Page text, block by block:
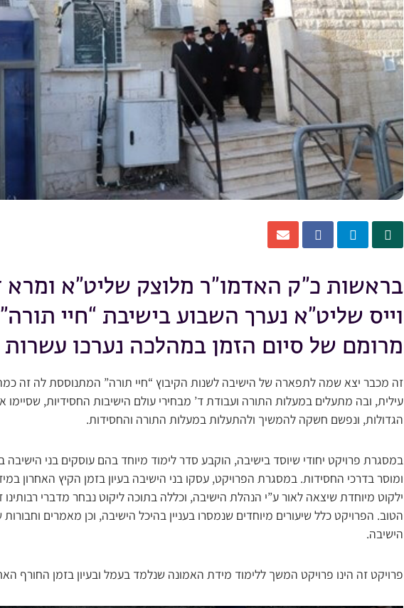
בראשות כ”ק האדמו”ר מלוצק שליט”א
וייס שליט”א נערך השבוע בישיבת “חיי
מרומם של סיום הזמן במהלכה נערכו עשרות
זה מכבר יצא שמה לתפארה של הישיבה לשנות הקיבוץ “חיי תורה” המתנוססת לה זה
עילית, ובה מתעלים במעלות התורה ועבודת ד’ מבחירי עולם הישיבות החסידיות,
הגדולות, ונפשם חשקה להמשיך ולהתעלות במעלות התורה והחסידות.
במסגרת פרויקט יחודי שיוסד בישיבה, הוקבע סדר לימוד מיוחד בהם עוסקים בני הישיבה
ומוסר בדרכי החסידות. במסגרת הפרויקט, עסקו בני הישיבה בעיון בזמן הקיץ האחרון
ילקוט מיוחדת שיצאה לאור ע”י הנהלת הישיבה, וכללה בתוכה ליקוט נבחר מדברי
הטוב. הפרויקט כלל שיעורים מיוחדים שנמסרו בעניין בהיכל הישיבה, וכן מאמרים וחבורות
הישיבה.
פרויקט זה הינו פרויקט המשך ללימוד מידת האמונה שנלמד בעמל ובעיון בזמן החורף